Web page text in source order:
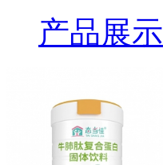
产品展示